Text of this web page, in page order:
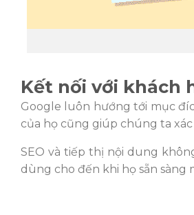
Kết nối với khách
Google luôn hướng tới mục
của họ cũng giúp chúng ta
SEO và tiếp thị nội dung
dùng cho đến khi họ sẵn sàng